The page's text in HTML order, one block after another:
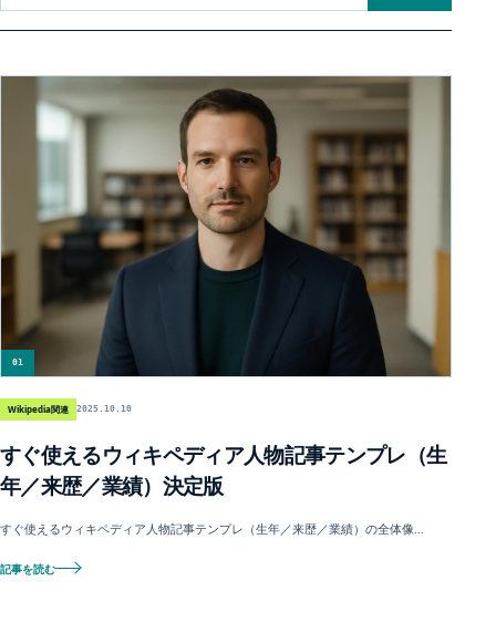
01
Wikipedia関連 2025.10.10
すぐ使えるウィキペディア人物記事テンプレ（生
年／来歴／業績）決定版
すぐ使えるウィキペディア人物記事テンプレ（生年／来歴／業績）の全体像…
記事を読む